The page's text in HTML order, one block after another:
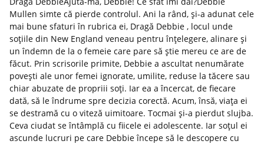
Mullen simte că pierde controlul. Ani la rând, și-a adunat cele
mai bune sfaturi în rubrica ei, Dragă Debbie , locul unde
soțiile din New England veneau pentru înțelegere, alinare și
un îndemn de la o femeie care pare să știe mereu ce are de
făcut. Prin scrisorile primite, Debbie a ascultat nenumărate
povești ale unor femei ignorate, umilite, reduse la tăcere sau
chiar abuzate de propriii soți. Iar ea a încercat, de fiecare
dată, să le îndrume spre decizia corectă. Acum, însă, viața ei
se destramă cu o viteză uimitoare. Tocmai și-a pierdut slujba.
Ceva ciudat se întâmplă cu fiicele ei adolescente. Iar soțul ei
ascunde lucruri pe care Debbie începe să le descopere cu